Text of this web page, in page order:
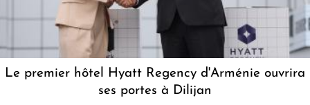
Le premier hôtel Hyatt Regency d'Arménie ouvrira
ses portes à Dilijan